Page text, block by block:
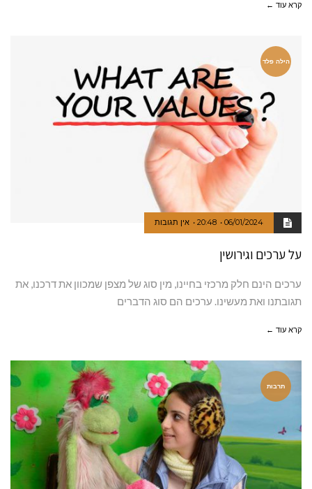
קרא עוד ←
הילה פלד
06/01/2024
20:48 אין תגובות
על ערכים וגירושין
ערכים הינם חלק מרכזי בחיינו, מין סוג של מצפן שמכוון את דרכנו, את
תגובתנו ואת מעשינו. ערכים הם סוג הדברים
קרא עוד ←
תרבות